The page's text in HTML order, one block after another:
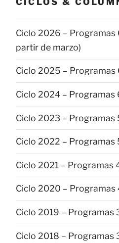
Ciclo 2026 – Programas
partir de marzo)
Ciclo 2025 –
Ciclo 2024 – Programas
Ciclo 2023 –
Ciclo 2022 – Programas
Ciclo 2021 – Programas
Ciclo 2020 – Programas
Ciclo 2019 – Programas
Ciclo 2018 – Programas